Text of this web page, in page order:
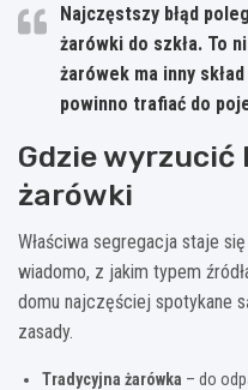
Najczęstszy błąd
żarówki do szkła. To
żarówek ma inny
powinno trafiać do
Gdzie
żarówki
Właściwa segregacja staje
wiadomo, z jakim typem
domu najczęściej spotykane
zasady.
Tradycyjna żarówka – do